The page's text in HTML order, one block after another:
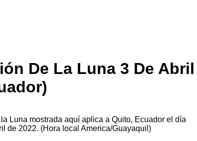
De La Luna 3 De Abril
Luna mostrada aquí aplica a Quito, Ecuador el día
de 2022. (Hora local America/Guayaquil)